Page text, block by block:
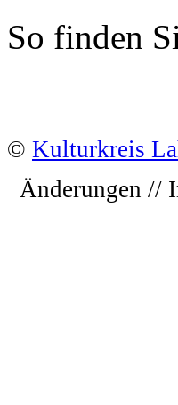
So finden
© Kulturkreis
Änderungen //